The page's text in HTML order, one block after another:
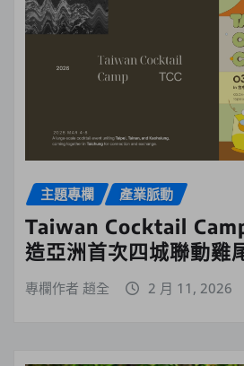
主題專欄 產業脈動
Taiwan Cocktail
造亞洲首次四城聯動雞
專欄作者 趙全 2 月 11, 2026